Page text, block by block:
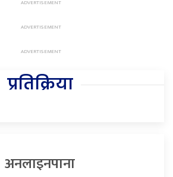
प्रतिक्रिया
अनलाइनपाना